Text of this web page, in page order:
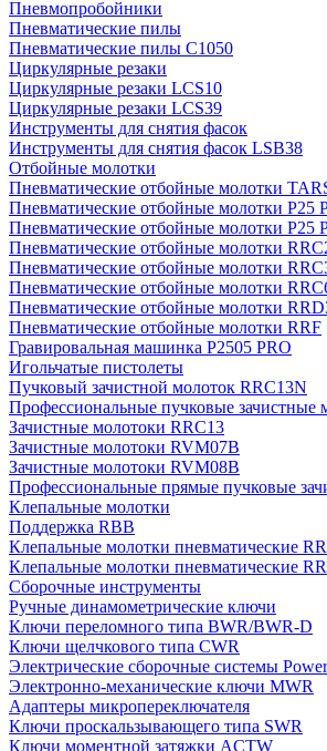
Пневмопробойники
Пневматические пилы
Пневматические пилы C1050
Циркулярные резаки
Циркулярные резаки LCS10
Циркулярные резаки LCS39
Инструменты для снятия фасок
Инструменты для снятия фасок LSB38
Отбойные молотки
Пневматические отбойные молотки
Пневматические отбойные молотки P25
Пневматические отбойные молотки P25
Пневматические отбойные молотки
Пневматические отбойные молотки
Пневматические отбойные молотки
Пневматические отбойные молотки
Пневматические отбойные молотки RRF
Гравировальная машинка P2505 PRO
Игольчатые пистолеты
Пучковый зачистной молоток RRC13N
Профессиональные пучковые зачистные
Зачистные молотоки RRC13
Зачистные молотоки RVM07B
Зачистные молотоки RVM08B
Профессиональные прямые пучковые
Клепальные молотки
Поддержка RBB
Клепальные молотки пневматические
Клепальные молотки пневматические
Сборочные инструменты
Ручные динамометрические ключи
Ключи переломного типа BWR/BWR-D
Ключи щелчкового типа CWR
Электрические сборочные системы
Электронно-механические ключи MWR
Адаптеры микропереключателя
Ключи проскальзывающего типа SWR
Ключи моментной затяжки ACTW